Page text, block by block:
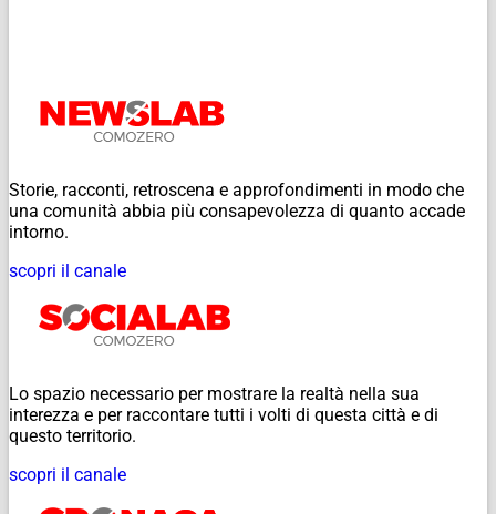
Storie, racconti, retroscena e approfondimenti in modo che
una comunità abbia più consapevolezza di quanto accade
intorno.
scopri il canale
Lo spazio necessario per mostrare la realtà nella sua
interezza e per raccontare tutti i volti di questa città e di
questo territorio.
scopri il canale